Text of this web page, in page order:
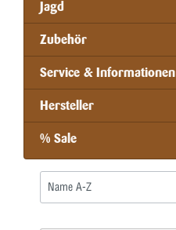
Jagd
Zubehör
Service & Informationen
Hersteller
% Sale